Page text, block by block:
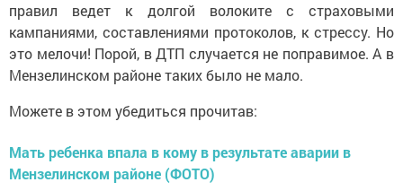
правил ведет к долгой волоките с страховыми
кампаниями, составлениями протоколов, к стрессу. Но
это мелочи! Порой, в ДТП случается не поправимое. А в
Мензелинском районе таких было не мало.
Можете в этом убедиться прочитав:
Мать ребенка впала в кому в результате аварии в
Мензелинском районе (ФОТО)